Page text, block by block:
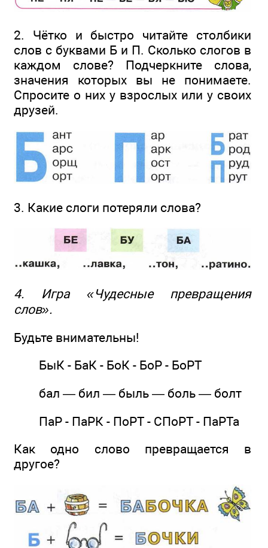
2. Чётко и быстро читайте столбики
слов с буквами Б и П. Сколько слогов в
каждом слове? Подчеркните слова,
значения которых вы не понимаете.
Спросите о них у взрослых или у своих
друзей.
3. Какие слоги потеряли слова?
4. Игра «Чудесные превращения
слов».
Будьте внимательны!
БыК - БаК - БоК - БоР - БоРТ
бал — бил — быль — боль — болт
ПаР - ПаРК - ПоРТ - СПоРТ - ПаРТа
Как одно слово превращается в
другое?